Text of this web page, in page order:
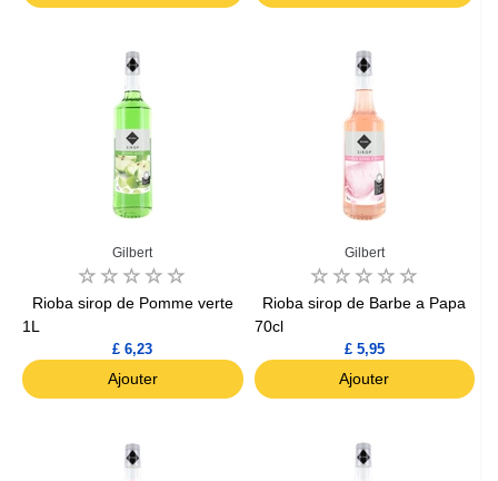
Gilbert
Rioba sirop de Pomme verte
1L
£ 6,23
Ajouter
Gilbert
Rioba sirop de Barbe a Papa
70cl
£ 5,95
Ajouter